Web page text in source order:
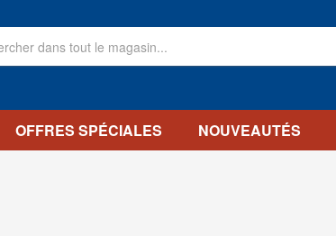
OFFRES SPÉCIALES NOUVEAUTÉS